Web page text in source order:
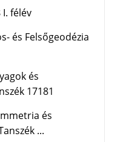
félév
és Felsőgeodézia
és
17181
és
...